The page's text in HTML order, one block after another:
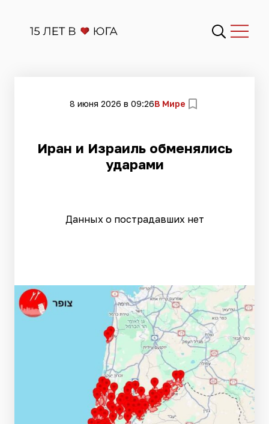
8 июня 2026 в 09:26В Мире
Иран и Израиль обменялись
ударами
Данных о пострадавших нет